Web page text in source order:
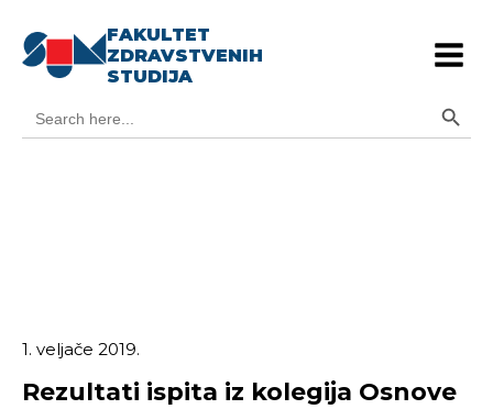
FAKULTET
ZDRAVSTVENIH
STUDIJA
for:
1. veljače 2019.
Rezultati ispita iz kolegija Osnove